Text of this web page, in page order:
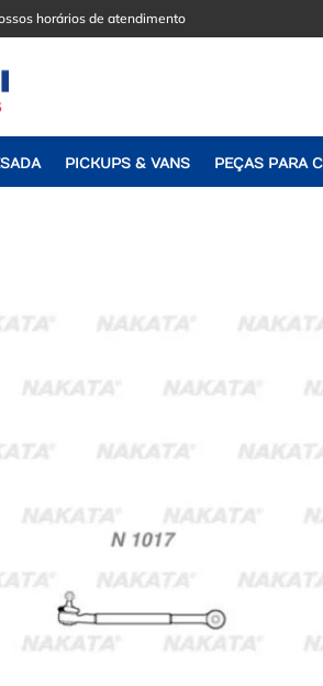
horários de atendimento
PICKUPS & VANS PEÇAS PARA